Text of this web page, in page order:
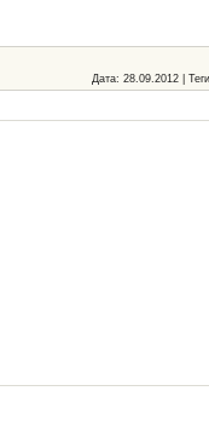
Дата: 28.09.2012 | Теги